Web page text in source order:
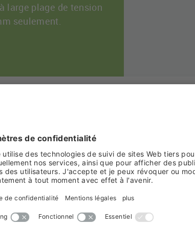
large plage de tension
seulement.
LÜTZE Transportation mise sur la
de réseaux embarqués, comme par
mais aussi pour les tensions spécifiques,
sont évidents: les constructeurs
relais pour leurs fabrications. De plus, les
type de tension d´entrée, sont exclus. Le
donc pour une utilisation